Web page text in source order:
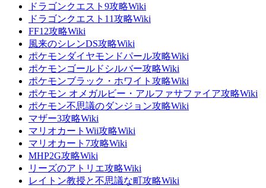
ドラゴンクエスト9攻略Wiki
ドラゴンクエスト11攻略Wiki
FF12攻略Wiki
風来のシレンDS攻略Wiki
ポケモンダイヤモンドパール攻略Wiki
ポケモンゴールドシルバー攻略Wiki
ポケモンブラック・ホワイト攻略Wiki
ポケモン オメガルビー・アルファサファイア攻略Wiki
ポケモン不思議のダンジョン攻略Wiki
マザー3攻略Wiki
マリオカートWii攻略Wiki
マリオカート7攻略Wiki
MHP2G攻略Wiki
リーズのアトリエ攻略Wiki
レイトン教授と不思議な町攻略Wiki